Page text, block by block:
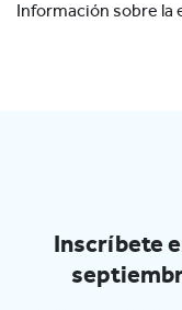
Información sobre la
Inscríbete